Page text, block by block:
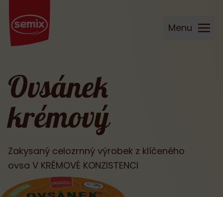
Menu
Ovsánek
krémový
Zakysaný celozrnný výrobek z klíčeného
ovsa V KRÉMOVÉ KONZISTENCI